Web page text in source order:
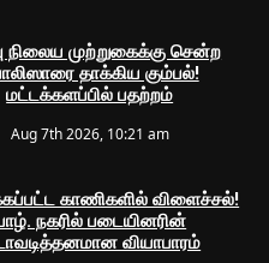
நிலைய முற்றுகைக்கு சென்ற
தாக்கிய கும்பல்!
மட்டக்களப்பில் பதற்றம்
Aug 7th 2026, 10:21 am
காணிகளில் விளைச்சல்!
நகரில் படையினரின்
வியாபாரம்